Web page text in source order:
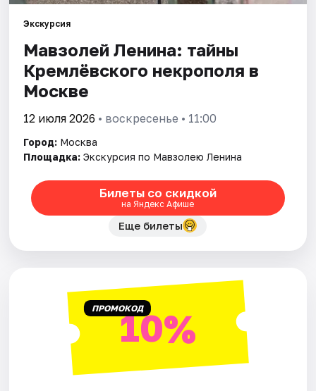
Экскурсия
Мавзолей Ленина: тайны
Кремлёвского некрополя в
Москве
12 июля 2026 • воскресенье • 11:00
Город: Москва
Площадка: Экскурсия по Мавзолею Ленина
Билеты со скидкой
на Яндекс Афише
Еще билеты
ПРОМОКОД10%